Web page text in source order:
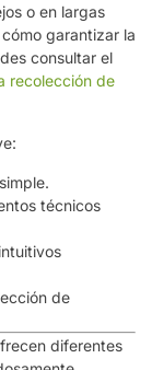
o en largas
garantizar la
consultar el
recolección de
técnicos
de
diferentes